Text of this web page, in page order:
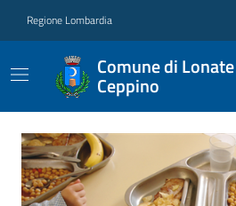
Regione Lombardia
Comune di Lonate
Ceppino
Ultime notizie